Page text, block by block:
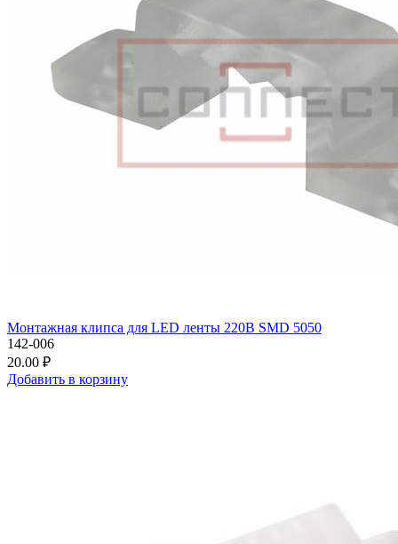
Монтажная клипса для LED ленты 220В SMD 5050
142-006
20.00 ₽
Добавить в корзину